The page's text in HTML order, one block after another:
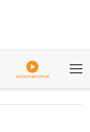
ASCOLTA GOLDPLAY